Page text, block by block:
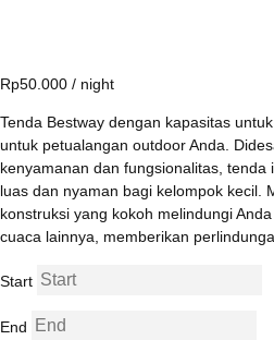
Rp50.000 / night
Tenda Bestway dengan kapasitas
untuk petualangan outdoor Anda.
kenyamanan dan fungsionalitas, tenda
luas dan nyaman bagi kelompok kecil.
konstruksi yang kokoh melindungi
cuaca lainnya, memberikan
Start
End